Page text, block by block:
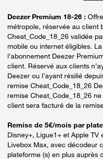
Deezer Premium 18-26 :
métropole, réservée au client
Cheat_Code_18_26 validée
mobile ou internet éligibles.
l’abonnement Deezer
client. Réservé aux clients
Deezer ou l’ayant résilié
remise Cheat_Code_18_26
remise Cheat_Code_18_26
client sera facturé de la
Remise de 5€/mois par
Disney+, Ligue1+ et Apple
Livebox Max, avec décodeur
plateforme (s) en plus auprès